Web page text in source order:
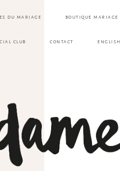
DU MARIAGE BOUTIQUE MARIAGE
CLUB CONTACT ENGLISH